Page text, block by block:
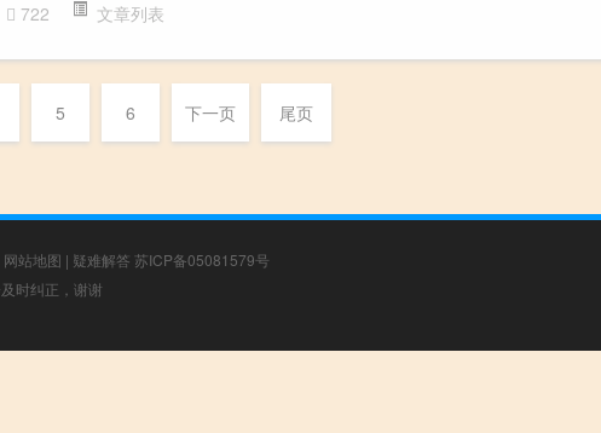
722 文章列表
5 6 下一页 尾页
网站地图 | 疑难解答 苏ICP备05081579号
时纠正，谢谢